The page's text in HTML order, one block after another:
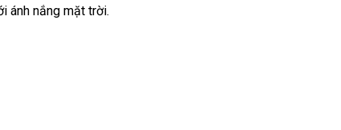
ánh nắng mặt trời.